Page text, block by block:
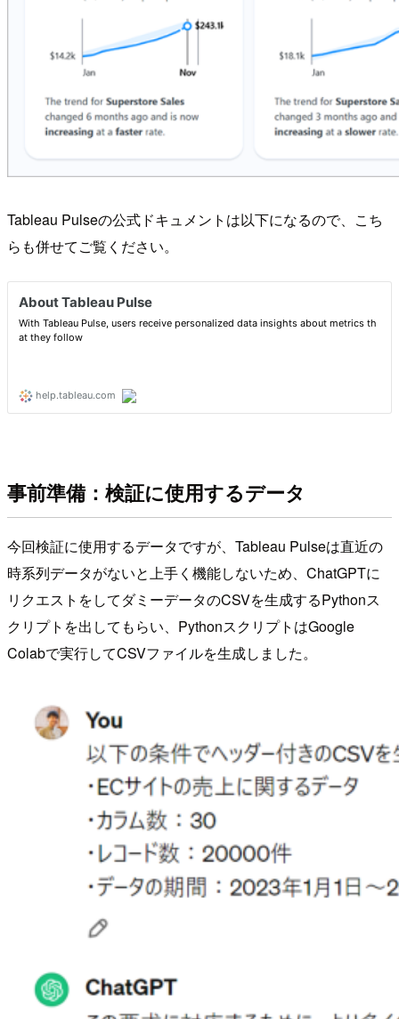
Tableau Pulseの公式ドキュメントは以下になるので、こち
らも併せてご覧ください。
事前準備：検証に使用するデータ
今回検証に使用するデータですが、Tableau Pulseは直近の
時系列データがないと上手く機能しないため、ChatGPTに
リクエストをしてダミーデータのCSVを生成するPythonス
クリプトを出してもらい、PythonスクリプトはGoogle
Colabで実行してCSVファイルを生成しました。